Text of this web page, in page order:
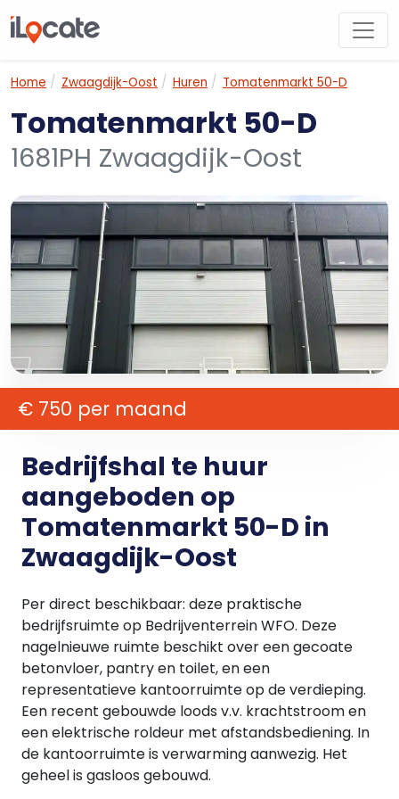
Home Zwaagdijk-Oost Huren Tomatenmarkt 50-D
Tomatenmarkt 50-D
1681PH Zwaagdijk-Oost
€ 750 per maand
Bedrijfshal te huur
aangeboden op
Tomatenmarkt 50-D in
Zwaagdijk-Oost
Per direct beschikbaar: deze praktische
bedrijfsruimte op Bedrijventerrein WFO. Deze
nagelnieuwe ruimte beschikt over een gecoate
betonvloer, pantry en toilet, en een
representatieve kantoorruimte op de verdieping.
Een recent gebouwde loods v.v. krachtstroom en
een elektrische roldeur met afstandsbediening. In
de kantoorruimte is verwarming aanwezig. Het
geheel is gasloos gebouwd.